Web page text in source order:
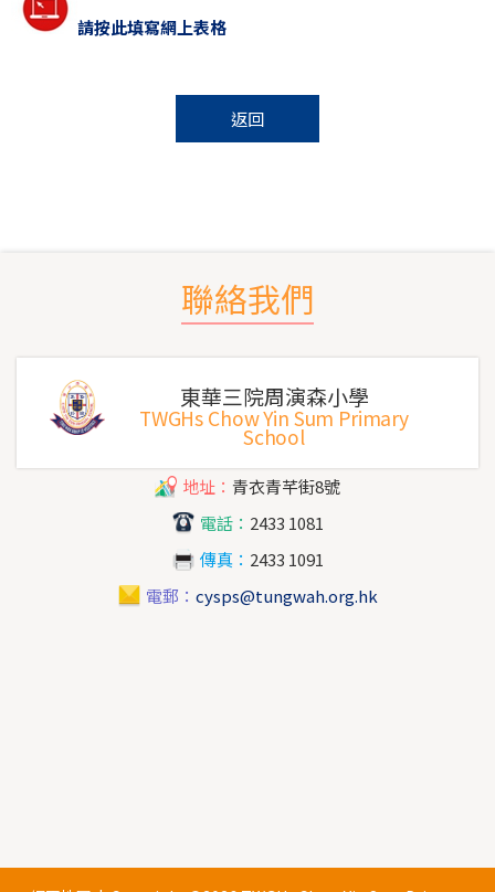
請按此填寫網上表格
返回
聯絡我們
東華三院周演森小學
TWGHs Chow Yin Sum Primary
School
地址： 青衣青芊街8號
電話： 2433 1081
傳真： 2433 1091
電郵： cysps@tungwah.org.hk